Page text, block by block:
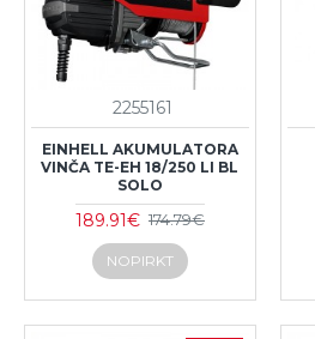
2255161
EINHELL AKUMULATORA
VINČA TE-EH 18/250 LI BL
SOLO
189.91€ 174.79€
NOPIRKT